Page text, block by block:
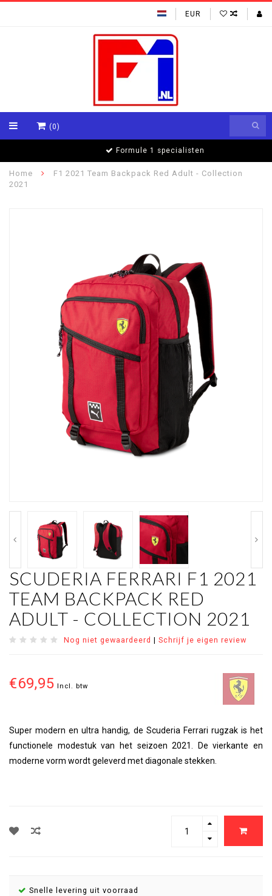
EUR
(0)
Formule 1 specialisten
Home
F1 2021 Team Backpack Red Adult - Collection
2021
SCUDERIA FERRARI F1 2021
TEAM BACKPACK RED
ADULT - COLLECTION 2021
Nog niet gewaardeerd | Schrijf je eigen review
€69,95 Incl. btw
Super modern en ultra handig, de Scuderia Ferrari rugzak is het
functionele modestuk van het seizoen 2021. De vierkante en
moderne vorm wordt geleverd met diagonale stekken.
Snelle levering uit voorraad